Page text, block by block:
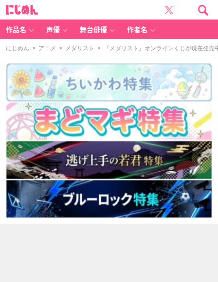
作品名 声優 舞台俳優 作者名
にじめん > アニメ > メダリスト > 『メダリスト』オンラインくじが現在発売